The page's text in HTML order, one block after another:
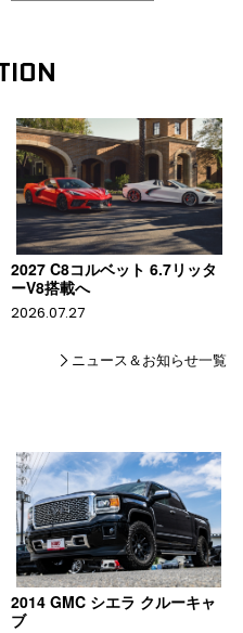
2027 C8コルベット 6.7リッタ
ーV8搭載へ
2026.07.27
ニュース＆お知らせ一覧
2014 GMC シエラ クルーキャ
ブ